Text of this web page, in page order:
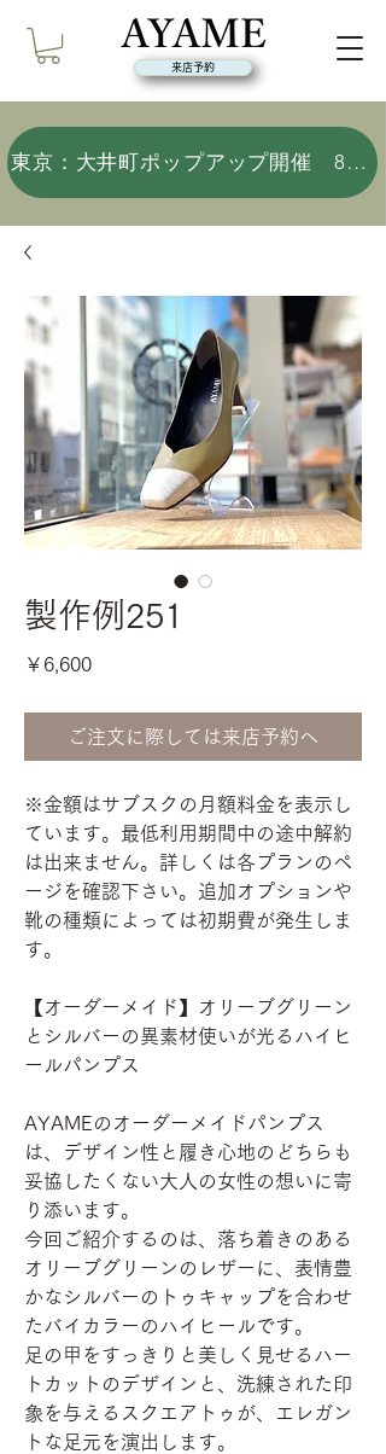
来店予約
東京：大井町ポップアップ開催 8/9(日)
製作例251
￥6,600価
ご注文に際しては来店予約へ
※金額はサブスクの月額料金を表示し
ています。最低利用期間中の途中解約
は出来ません。詳しくは各プランのペ
ージを確認下さい。追加オプションや
靴の種類によっては初期費が発生しま
す。
【オーダーメイド】オリーブグリーン
とシルバーの異素材使いが光るハイヒ
ールパンプス
AYAMEのオーダーメイドパンプス
は、デザイン性と履き心地のどちらも
妥協したくない大人の女性の想いに寄
り添います。
今回ご紹介するのは、落ち着きのある
オリーブグリーンのレザーに、表情豊
かなシルバーのトゥキャップを合わせ
たバイカラーのハイヒールです。
足の甲をすっきりと美しく見せるハー
トカットのデザインと、洗練された印
象を与えるスクエアトゥが、エレガン
トな足元を演出します。